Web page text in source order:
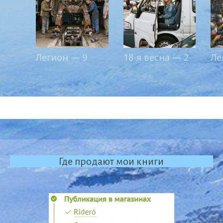
Легион — 9 18-я весна — 2
Где продают мои книги